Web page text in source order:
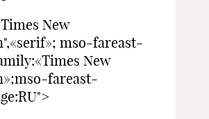
New
mso-fareast-
New
fareast-